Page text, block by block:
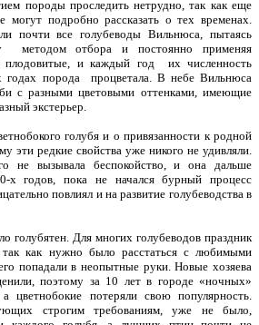
породы проследить нетрудно, так как еще
могут подробно рассказать о тех временах.
почти все голубеводы Вильнюса, пытаясь
методом отбора и постоянно применяя
плодовитые, и каждый год их численность
годах порода процветала. В небе Вильнюса
с разными цветовыми оттенками, имеющие
экстерьер.
голубя и о привязанности к родной
эти редкие свойства уже никого не удивляли.
не вызывала беспокойство, и она дальше
х годов, пока не начался бурный процесс
повлиял и на развитие голубеводства в
голубятен. Для многих голубеводов праздник
так как нужно было расстаться с любимыми
попадали в неопытные руки. Новые хозяева
поэтому за 10 лет в городе «ночных»
цветнобокие потеряли свою популярность.
строгим требованиям, уже не было,